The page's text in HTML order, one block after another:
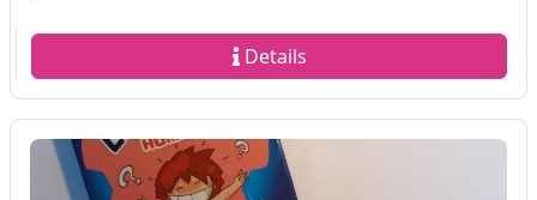
Details